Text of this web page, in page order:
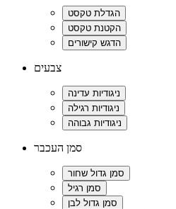
צבעים
סמן העכבר